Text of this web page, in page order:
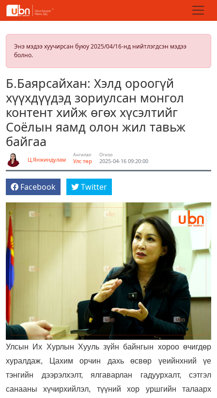
Энэ мэдээ хуучирсан буюу 2025/04/16-нд нийтлэгдсэн мэдээ
болно.
Б.Баярсайхан: Хэлд ороогүй
хүүхдүүдэд зориулсан монгол
контент хийж өгөх хүсэлтийг
Соёлын яамд олон жил тавьж
байгаа
Ц.Янжиндулам
Ангилал
Улс төр
Огноо
2025-04-16 09:20:00
Facebook Twitter
Улсын Их Хурлын Хууль зүйн байнгын хороо өчигдөр
хуралдаж, Цахим орчин дахь өсвөр үеийнхний үе
тэнгийн дээрэлхэлт, ялгаварлан гадуурхалт, сэтгэл
санааны хүчирхийлэл, түүний хор уршгийн талаарх